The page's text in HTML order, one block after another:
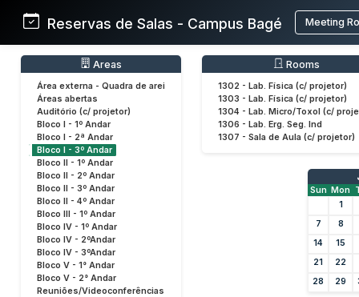
Reservas de Salas - Campus Bagé Meeting
Areas
Área externa - Quadra de arei
Áreas abertas
Auditório (c/ projetor)
Bloco I - 1º Andar
Bloco I - 2ª Andar
Bloco I - 3º Andar
Bloco II - 1º Andar
Bloco II - 2º Andar
Bloco II - 3º Andar
Bloco II - 4º Andar
Bloco III - 1º Andar
Bloco IV - 1º Andar
Bloco IV - 2ºAndar
Bloco IV - 3ºAndar
Bloco V - 1° Andar
Bloco V - 2° Andar
Reuniões/Videoconferências
Rooms
1302 - Lab. Física (c/ projetor)
1303 - Lab. Física (c/ projetor)
1304 - Lab. Micro/Toxol (c/
1306 - Lab. Erg. Seg. Ind
1307 - Sala de Aula (c/ projetor)
Sun Mon
1
7
8
14
15
21
22
28
29